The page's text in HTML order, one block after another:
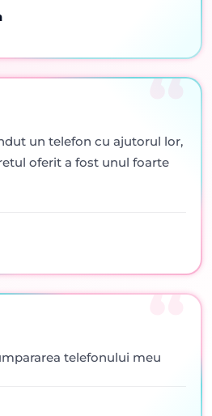
un telefon cu ajutorul lor,
oferit a fost unul foarte
telefonului meu